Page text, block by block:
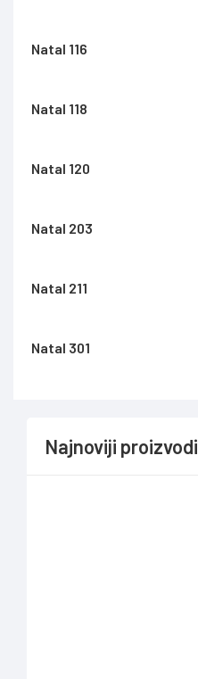
Natal 116
Natal 118
Natal 120
Natal 203
Natal 211
Natal 301
Najnoviji proizvodi